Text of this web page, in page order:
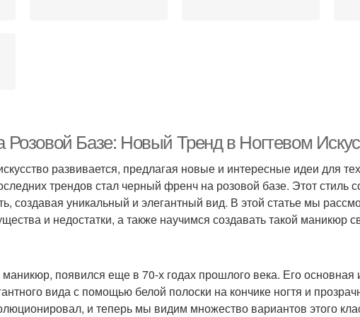
Базе: Новый Тренд в Ногтевом
развивается, предлагая новые и интересные идеи для
трендов стал черный френч на розовой базе. Этот стиль
создавая уникальный и элегантный вид. В этой статье мы
и недостатки, а также научимся создавать такой маникюр
появился еще в 70-х годах прошлого века. Его основная
вида с помощью белой полоски на кончике ногтя и
и теперь мы видим множество вариантов этого